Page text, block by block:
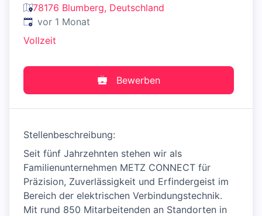
78176 Blumberg, Deutschland
Veröffentlicht:
vor 1 Monat
Vollzeit
Bewerben
Stellenbeschreibung:
Seit fünf Jahrzehnten stehen wir als
Familienunternehmen METZ CONNECT für
Präzision, Zuverlässigkeit und Erfindergeist im
Bereich der elektrischen Verbindungstechnik.
Mit rund 850 Mitarbeitenden an Standorten in